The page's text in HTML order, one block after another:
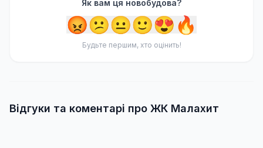
Як вам ця новобудова?
😡😕😐🙂😍🔥
Будьте першим, хто оцінить!
Відгуки та коментарі про ЖК Малахит